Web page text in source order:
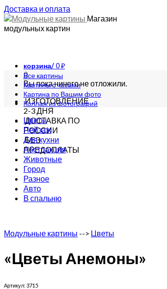
Доставка и оплата
Магазин
модульных картин
корзина/0₽
0
Вы пока ничего не отложили.
ИЗГОТОВЛЕНИЕ
2-3 ДНЯ
ДОСТАВКА ПО
РОССИИ
БЕЗ
ПРЕДОПЛАТЫ
Все картины
Картины с часами
Картина по Вашим фото
Коллаж из фотографий
Цветы
Пейзаж
Для кухни
Абстракция
Животные
Город
Разное
Авто
В спальню
Модульные картины --> Цветы
«Цветы Анемоны»
Артикул: 3715